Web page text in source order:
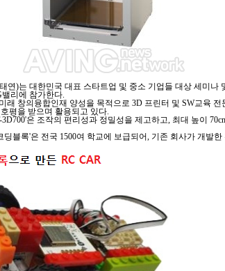
연)는 대한민국 대표 스타트업 및 중소 기업들 대상 세미
밸리에 참가한다.
래 창의융합인재 양성을 목적으로 3D 프린터 및 SW교육
평을 받으며 활용되고 있다.
은 조작의 편리성과 정밀성을 제고하고, 최대 높이
딩블록'은 전국 1500여 학교에 보급되어, 기존 회사가 개발